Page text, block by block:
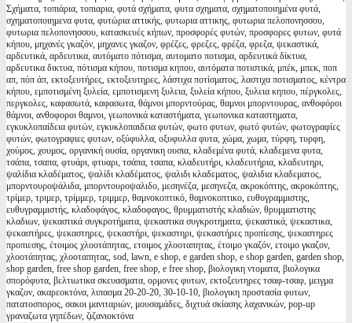
Σχήματα, τοπιάρια, τοπιαρια, φυτά σχήματα, φυτα σχηματα, σχηματοποιημένα φυτά,
σχηματοποιημενα φυτα, φυτώρια αττικής, φυτωρια αττικης, φυτωρια πελοπονησσου,
φυτωρια πελοπονησσου, κατασκευές κήπων, προσφορές φυτών, προσφορες φυτων, φυτά
κήπου, μηχανές γκαζόν, μηχανες γκαζον, φρέζες, φρεζες, φρέζα, φρεζα, ψεκαστικά,
αρδευτικά, αρδευτικα, αυτόματο πότισμα, αυτοματο ποτισμα, αρδευτικά δίκτυα,
αρδευτικα δικτυα, πότισμα κήπου, ποτισμα κηπου, αυτόματα ποτιστικά, μπέκ, μπεκ, ποπ
απ, πόπ άπ, εκτοξευτήρες, εκτοξευτηρες, λάστιχα ποτίσματος, λαστιχα ποτισματος, κέντρα
κήπου, εμποτισμένη ξυλεία, εμποτισμενη ξυλεια, ξυλεία κήπου, ξυλεια κηπου, πέργκολες,
περγκολες, καφασωτά, καφασωτα, θάμνοι μπορντούρας, θαμνοι μπορντουρας, ανθοφόροι
θάμνοι, ανθοφοροι θαμνοι, γεωπονικά καταστήματα, γεωπονικα καταστηματα,
εγκυκλοπαίδεια φυτών, εγκυκλοπαιδεια φυτών, φωτο φυτων, φωτό φυτών, φωτογραφίες
φυτών, φωτογραφιες φυτων, οξύφυλλα, οξυφυλλα φυτα, χώμα, χωμα, τύρφη, τυρφη,
χούμος, χουμος, οργανική ουσία, οργανικη ουσια, κλαδεμένα φυτά, κλαδεμενα φυτα,
τσάπα, τσαπα, φτυάρι, φτυαρι, τσάπα, τσαπα, κλαδευτήρι, κλαδευτήρια, κλαδευτηρι,
ψαλίδια κλαδέματος, ψαλίδι κλαδέματος, ψαλιδι κλαδεματος, ψαλιδια κλαδεματος,
μπορντουροψάλιδα, μπορντουροψαλιδο, μεσηνέζα, μεσηνεζα, ακροκόπτης, ακροκόπτης,
τρίμερ, τριμερ, τρίμμερ, τριμμερ, θαμνοκοπτικό, θαμνοκοπτικο, ευθυγραμμιστης,
ευθυγραμμιστής, κλαδοφάγος, κλαδοφαγος, θρυμματιστής κλαδιών, θρυμματιστης
κλαδιων, ψεκαστικά συγκροτήματα, ψεκαστικα συγκροτηματα, ψεκαστικά, ψεκαστικα,
ψεκαστήρες, ψεκαστηρες, ψεκαστήρι, ψεκαστηρι, ψεκαστήρες προπίεσης, ψεκαστηρες
προπιεσης, έτοιμος χλοοτάπητας, ετοιμος χλοοταπητας, έτοιμο γκαζόν, ετοιμο γκαζον,
χλοοτάπητας, χλοοταπητας, sod, lawn, e shop, e garden shop, e shop garden, garden shop,
shop garden, free shop garden, free shop, e free shop, βιολογικη ντοματα, βιολογικα
σπορόφυτα, βελτιωτικα σκευασματα, ορμονες φυτων, εκτοξευτηρες τσαφ-τσαφ, μειγμα
γκαζον, ακαρεοκτόνα, λιπασμα 20-20-20, 30-10-10, βιολογικη προστασία φυτων,
πατατοσπορος, σακοι μανιταριών, μουσαμάδες, διχτυά σκίασης λαχανικών, pop-up
γραναζωτα γηπέδων, ζιζανιοκτόνα